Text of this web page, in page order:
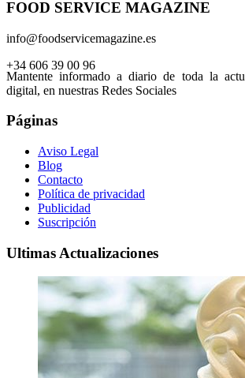
FOOD SERVICE MAGAZINE
info@foodservicemagazine.es
+34 606 39 00 96
Mantente informado a diario de toda la
digital, en nuestras Redes Sociales
Páginas
Aviso Legal
Blog
Contacto
Política de privacidad
Publicidad
Suscripción
Ultimas Actualizaciones